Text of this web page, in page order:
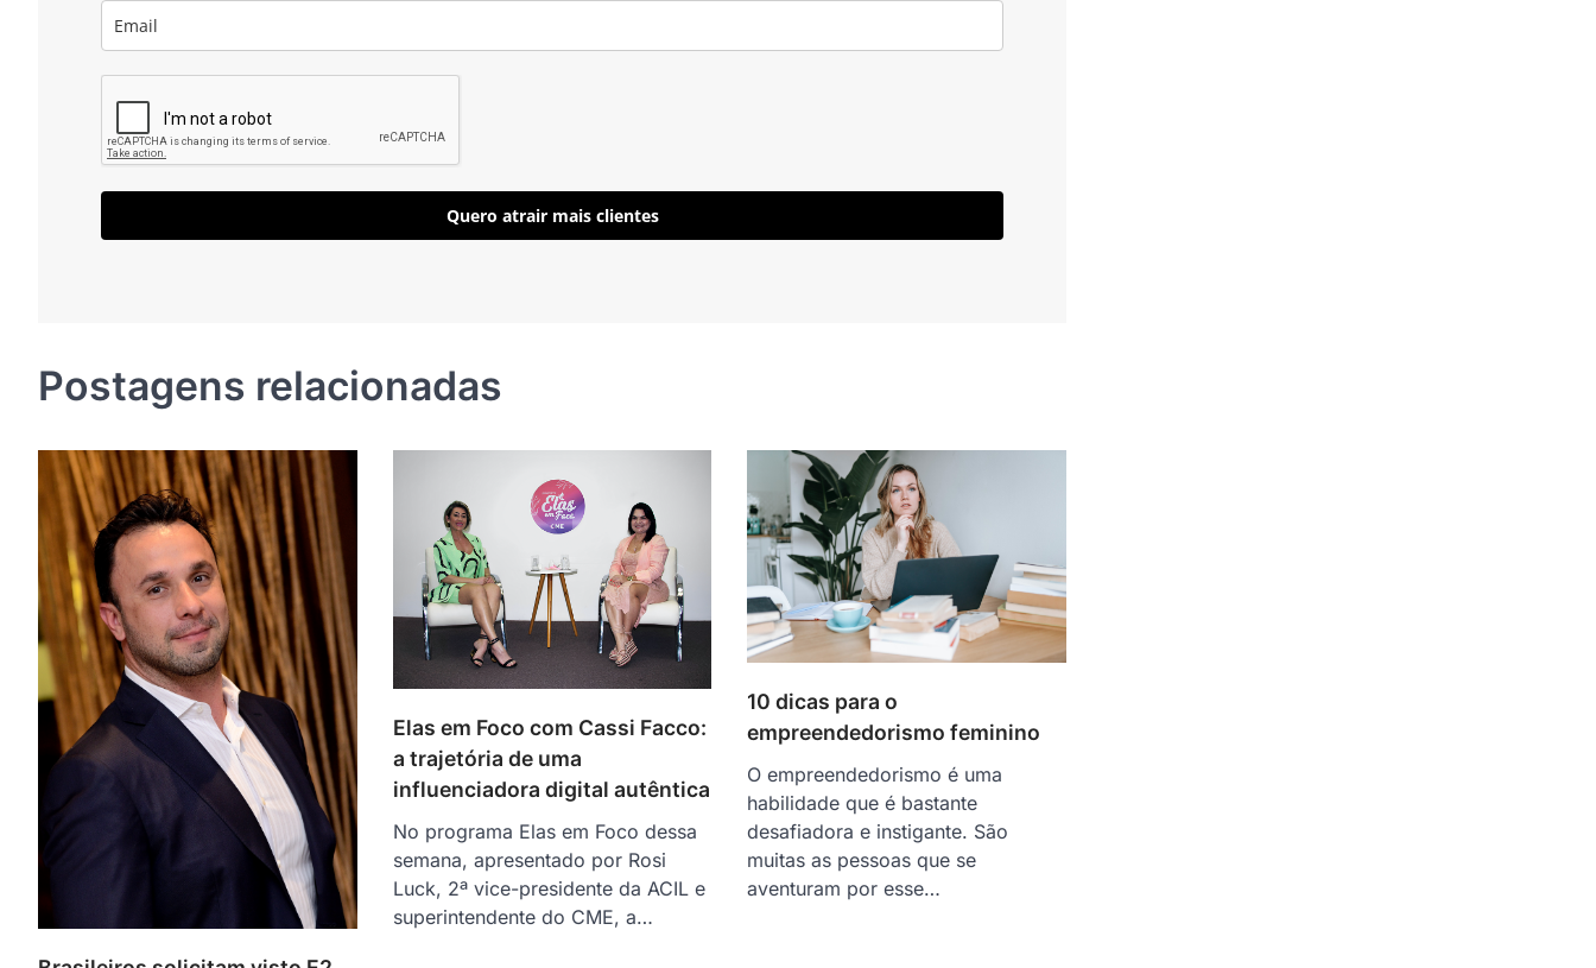
Quero atrair mais clientes
Postagens relacionadas
Elas em Foco com Cassi Facco:
a trajetória de uma
influenciadora digital autêntica
No programa Elas em Foco dessa
semana, apresentado por Rosi
Luck, 2ª vice-presidente da ACIL e
superintendente do CME, a…
10 dicas para o
empreendedorismo feminino
O empreendedorismo é uma
habilidade que é bastante
desafiadora e instigante. São
muitas as pessoas que se
aventuram por esse…